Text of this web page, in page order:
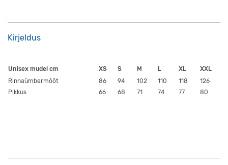
Kirjeldus
Unisex mudel cm XS S M L XL
XXL
Rinnaümbermõõt
86 94 102 110 118
126
Pikkus
66 68 71 74 77 80